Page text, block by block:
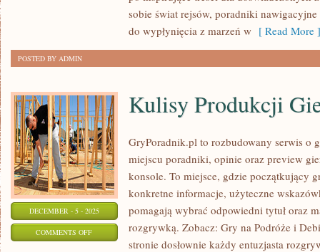
sobie świat rejsów, poradniki
do wypłynięcia z marzeń w [ Read More ]
POSTED BY ADMIN
DECEMBER - 5 - 2025
COMMENTS OFFON
Kulisy Produkcji
GryPoradnik.pl to rozbudowany serwis o
miejscu poradniki, opinie oraz preview
konsole. To miejsce, gdzie początkujący
konkretne informacje, użyteczne
pomagają wybrać odpowiedni tytuł oraz
rozgrywką. Zobacz: Gry na Podróże i
stronie dosłownie każdy entuzjasta